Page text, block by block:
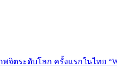
ระดับโลก ครั้งแรกในไทย